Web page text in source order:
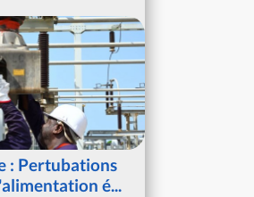
: Pertubations
é...